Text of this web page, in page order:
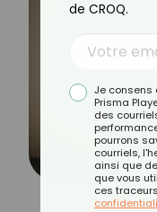
de CROQ.
Je consens
Prisma
des
pourrons
courriels,
ainsi que
que vous
ces